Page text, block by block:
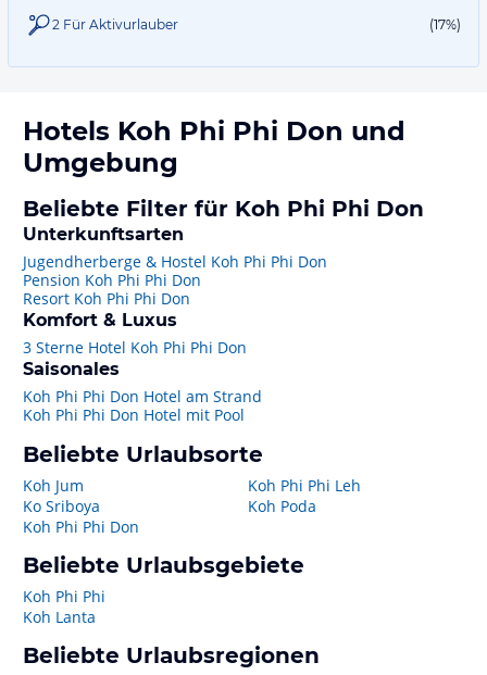
2 Für Aktivurlauber (17%)
Hotels Koh Phi Phi Don und
Umgebung
Beliebte Filter für Koh Phi Phi Don
Unterkunftsarten
Jugendherberge & Hostel Koh Phi Phi Don
Pension Koh Phi Phi Don
Resort Koh Phi Phi Don
Komfort & Luxus
3 Sterne Hotel Koh Phi Phi Don
Saisonales
Koh Phi Phi Don Hotel am Strand
Koh Phi Phi Don Hotel mit Pool
Beliebte Urlaubsorte
Koh Jum
Ko Sriboya
Koh Phi Phi Don
Koh Phi Phi Leh
Koh Poda
Beliebte Urlaubsgebiete
Koh Phi Phi
Koh Lanta
Beliebte Urlaubsregionen